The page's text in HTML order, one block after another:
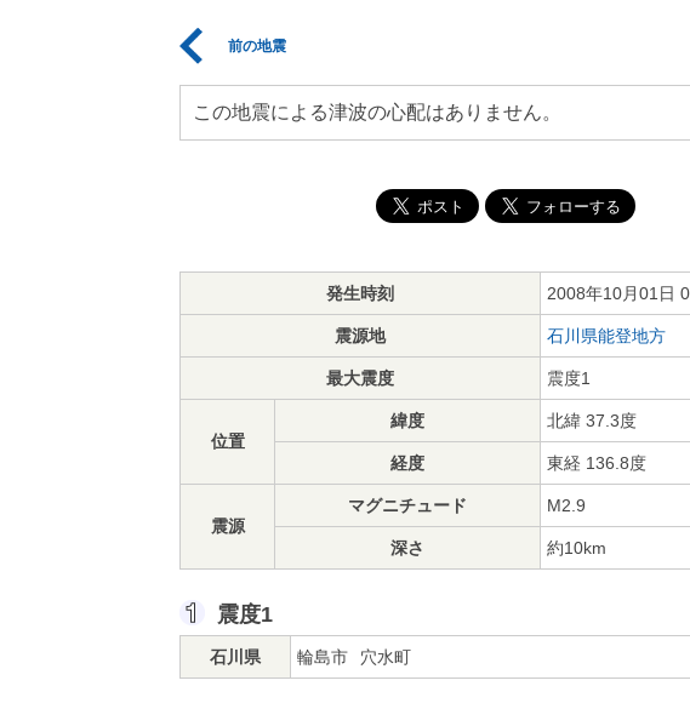
前の地震
この地震による津波の心配はありません。
発生時刻 2008年10月01日
震源地 石川県能登地方
最大震度 震度1
位置
緯度 北緯 37.3度
経度 東経 136.8度
震源
マグニチュード M2.9
深さ 約10km
震度1
石川県 輪島市 穴水町